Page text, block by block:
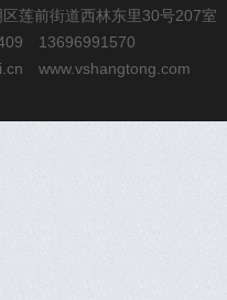
莲前街道西林东里30号207室
13696991570
www.vshangtong.com